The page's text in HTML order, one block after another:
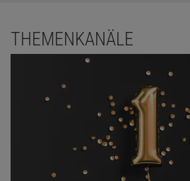
THEMENKANÄLE